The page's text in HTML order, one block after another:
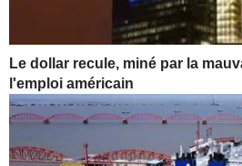
Le dollar recule, miné par la
l'emploi américain